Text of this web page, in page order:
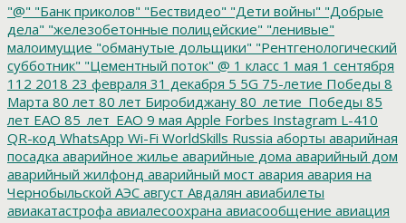
"@" "Банк приколов" "Бествидео" "Дети войны" "Добрые
дела" "железобетонные полицейские" "ленивые"
малоимущие "обманутые дольщики" "Рентгенологический
субботник" "Цементный поток" @ 1 класс 1 мая 1 сентября
112 2018 23 февраля 31 декабря 5 5G 75-летие Победы 8
Марта 80 лет 80 лет Биробиджану 80_летие_Победы 85
лет ЕАО 85_лет_ЕАО 9 мая Apple Forbes Instagram L-410
QR-код WhatsApp Wi-Fi WorldSkills Russia аборты аварийная
посадка аварийное жилье аварийные дома аварийный дом
аварийный жилфонд аварийный мост авария авария на
Чернобыльской АЭС август Авдалян авиабилеты
авиакатастрофа авиалесоохрана авиасообщение авиация